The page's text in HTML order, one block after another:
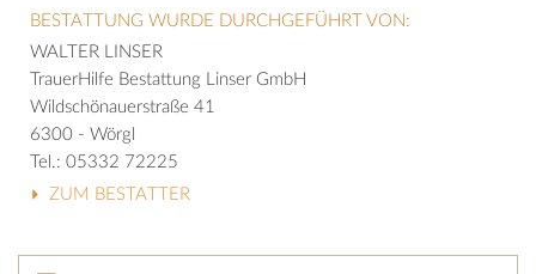
BESTATTUNG WURDE DURCHGEFÜHRT VON:
WALTER LINSER
TrauerHilfe Bestattung Linser GmbH
Wildschönauerstraße 41
6300 - Wörgl
Tel.: 05332 72225
ZUM BESTATTER